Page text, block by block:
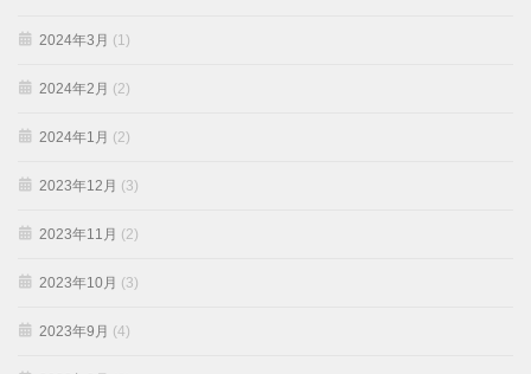
2024年3月 (1)
2024年2月 (2)
2024年1月 (2)
2023年12月 (3)
2023年11月 (2)
2023年10月 (3)
2023年9月 (4)